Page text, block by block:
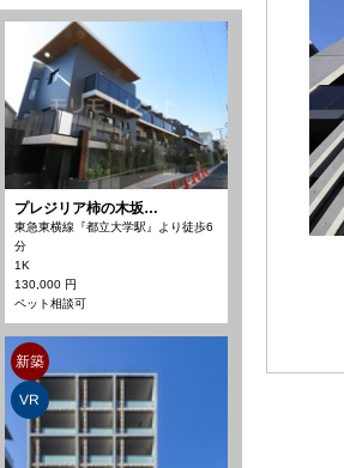
プレジリア柿の木坂…
東急東横線『都立大学駅』より徒歩6
分
1K
130,000 円
ペット相談可
新築
VR